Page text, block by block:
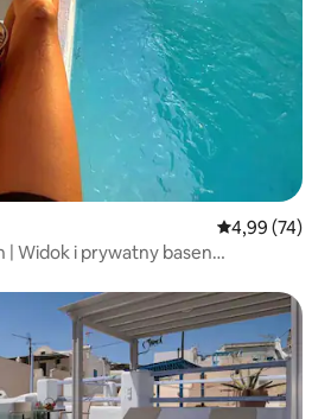
Średnia
4,99 (74)
| Widok i prywatny basen